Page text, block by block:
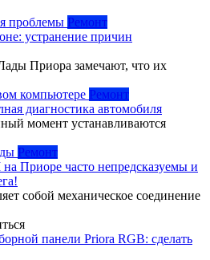
Ремонт
устранение причин
Приора замечают, что их
Ремонт
диагностика автомобиля
момент устанавливаются
Ремонт
Приоре часто непредсказуемы и
собой механическое соединение